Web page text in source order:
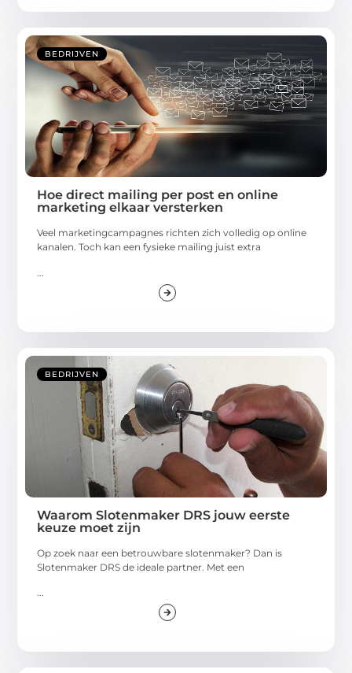
BEDRIJVEN
Hoe direct mailing per post en online
marketing elkaar versterken
Veel marketingcampagnes richten zich volledig op online
kanalen. Toch kan een fysieke mailing juist extra
BEDRIJVEN
Waarom Slotenmaker DRS jouw eerste
keuze moet zijn
Op zoek naar een betrouwbare slotenmaker? Dan is
Slotenmaker DRS de ideale partner. Met een
...